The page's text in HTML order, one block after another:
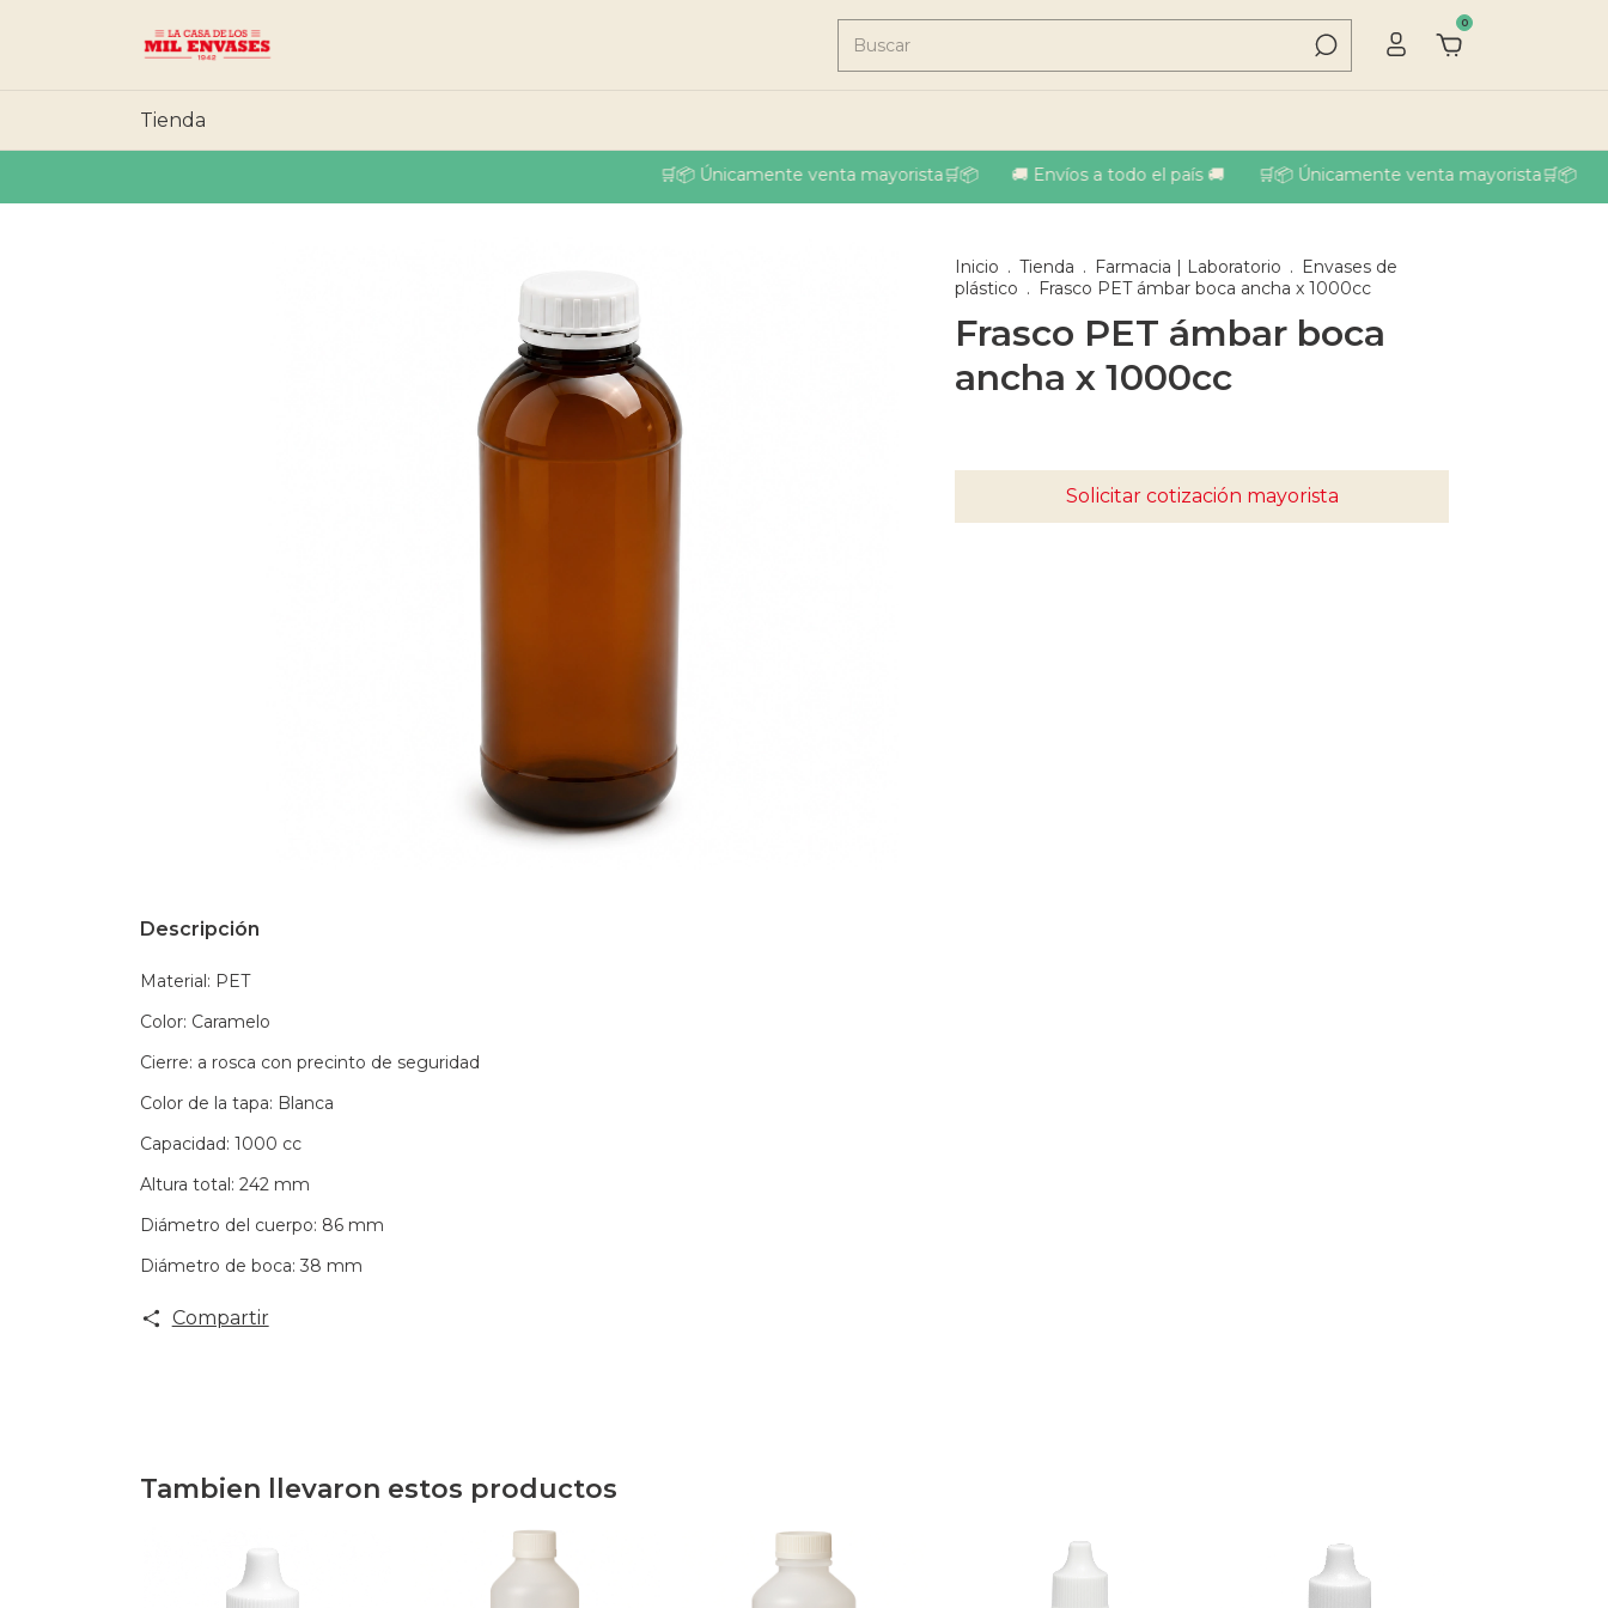
0
Tienda
🛒📦 Únicamente venta mayorista🛒📦 🚚 Envíos a todo el país 🚚 🛒📦 Únicamente venta mayorista🛒📦
Inicio . Tienda . Farmacia | Laboratorio . Envases de
plástico . Frasco PET ámbar boca ancha x 1000cc
Frasco PET ámbar boca
ancha x 1000cc
Descripción
Material: PET
Color: Caramelo
Cierre: a rosca con precinto de seguridad
Color de la tapa: Blanca
Capacidad: 1000 cc
Altura total: 242 mm
Diámetro del cuerpo: 86 mm
Diámetro de boca: 38 mm
Compartir
Tambien llevaron estos productos